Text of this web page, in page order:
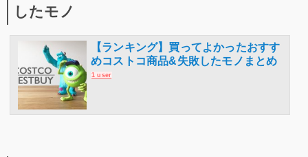
したモノ
【ランキング】買ってよかったおすす
めコストコ商品&失敗したモノまとめ
1 user